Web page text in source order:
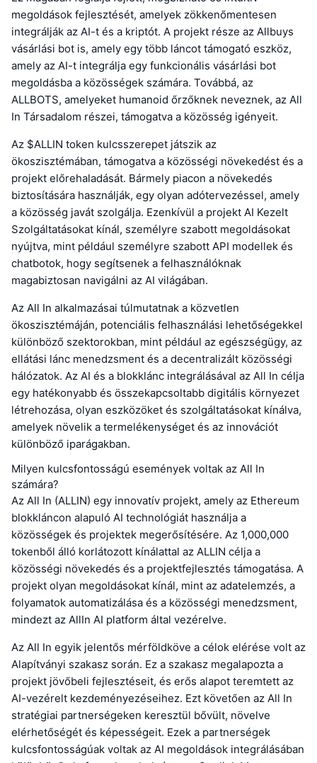
megoldások fejlesztését, amelyek zökkenőmentesen
integrálják az AI-t és a kriptót. A projekt része az Allbuys
vásárlási bot is, amely egy több láncot támogató eszköz,
amely az AI-t integrálja egy funkcionális vásárlási bot
megoldásba a közösségek számára. Továbbá, az
ALLBOTS, amelyeket humanoid őrzőknek neveznek, az All
In Társadalom részei, támogatva a közösség igényeit.
Az $ALLIN token kulcsszerepet játszik az
ökoszisztémában, támogatva a közösségi növekedést és a
projekt előrehaladását. Bármely piacon a növekedés
biztosítására használják, egy olyan adótervezéssel, amely
a közösség javát szolgálja. Ezenkívül a projekt AI Kezelt
Szolgáltatásokat kínál, személyre szabott megoldásokat
nyújtva, mint például személyre szabott API modellek és
chatbotok, hogy segítsenek a felhasználóknak
magabiztosan navigálni az AI világában.
Az All In alkalmazásai túlmutatnak a közvetlen
ökoszisztémáján, potenciális felhasználási lehetőségekkel
különböző szektorokban, mint például az egészségügy, az
ellátási lánc menedzsment és a decentralizált közösségi
hálózatok. Az AI és a blokklánc integrálásával az All In célja
egy hatékonyabb és összekapcsoltabb digitális környezet
létrehozása, olyan eszközöket és szolgáltatásokat kínálva,
amelyek növelik a termelékenységet és az innovációt
különböző iparágakban.
Milyen kulcsfontosságú események voltak az All In
számára?
Az All In (ALLIN) egy innovatív projekt, amely az Ethereum
blokkláncon alapuló AI technológiát használja a
közösségek és projektek megerősítésére. Az 1,000,000
tokenből álló korlátozott kínálattal az ALLIN célja a
közösségi növekedés és a projektfejlesztés támogatása. A
projekt olyan megoldásokat kínál, mint az adatelemzés, a
folyamatok automatizálása és a közösségi menedzsment,
mindezt az AllIn AI platform által vezérelve.
Az All In egyik jelentős mérföldköve a célok elérése volt az
Alapítványi szakasz során. Ez a szakasz megalapozta a
projekt jövőbeli fejlesztéseit, és erős alapot teremtett az
AI-vezérelt kezdeményezéseihez. Ezt követően az All In
stratégiai partnerségeken keresztül bővült, növelve
elérhetőségét és képességeit. Ezek a partnerségek
kulcsfontosságúak voltak az AI megoldások integrálásában